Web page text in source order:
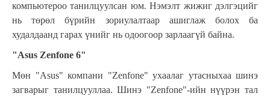
компьютероо танилцуулсан юм. Нэмэлт жижиг дэлгэцийг
нь төрөл бүрийн зориулалтаар ашиглаж болох ба
худалдаанд гарах үнийг нь одоогоор зарлаагүй байна.
"Asus Zenfone 6"
Мөн "Asus" компани "Zenfone" ухаалаг утасныхаа шинэ
загварыг танилцууллаа. Шинэ "Zenfone"-ийн нүүрэн тал